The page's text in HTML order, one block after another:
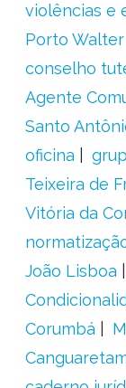
violências e
Porto Walter
conselho
Agente
Santo
oficina
Teixeira de
Vitória da
João Lisboa
Corumbá